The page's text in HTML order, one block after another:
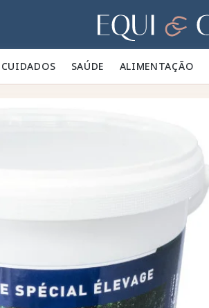
Lar
CUIDADOS 🪮 SAÚDE ✨ ALIMENTAÇÃO 🥕